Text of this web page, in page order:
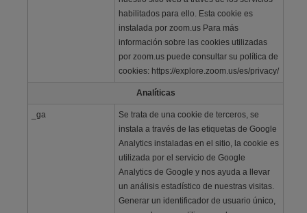
habilitados para ello. Esta cookie es
instalada por zoom.us Para más
información sobre las cookies utilizadas
por zoom.us puede consultar su política de
cookies: https://explore.zoom.us/es/privacy/
Analíticas
_ga
Se trata de una cookie de terceros, se
instala a través de las etiquetas de Google
Analytics instaladas en el sitio, la cookie es
utilizada por el servicio de Google
Analytics de Google y nos ayuda a llevar
un análisis estadístico de nuestras visitas.
Generar un identificador de usuario único,